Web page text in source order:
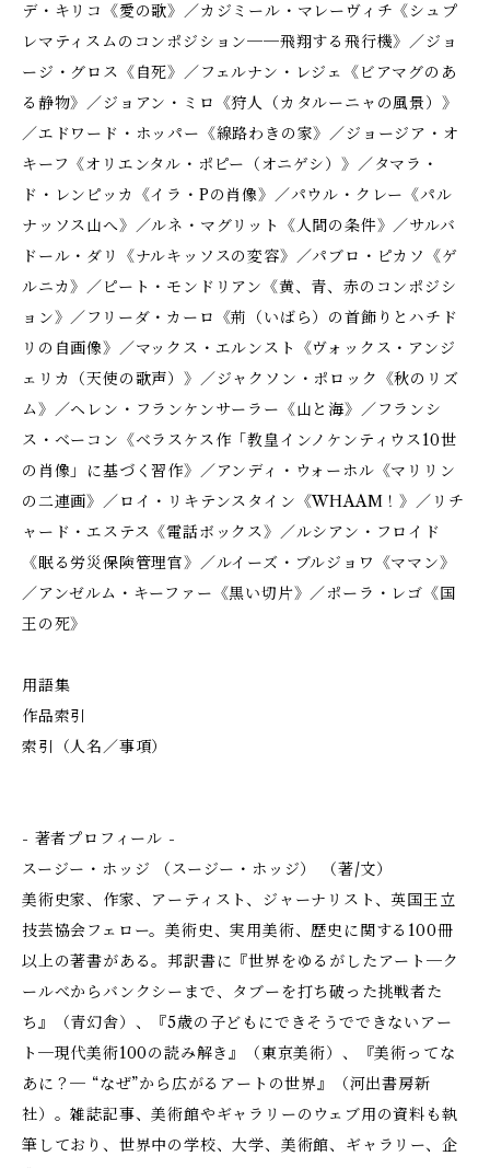
デ・キリコ《愛の歌》／カジミール・マレーヴィチ《シュプ
レマティスムのコンポジション──飛翔する飛行機》／ジョ
ージ・グロス《自死》／フェルナン・レジェ《ビアマグのあ
る静物》／ジョアン・ミロ《狩人（カタルーニャの風景）》
／エドワード・ホッパー《線路わきの家》／ジョージア・オ
キーフ《オリエンタル・ポピー（オニゲシ）》／タマラ・
ド・レンピッカ《イラ・Pの肖像》／パウル・クレー《パル
ナッソス山へ》／ルネ・マグリット《人間の条件》／サルバ
ドール・ダリ《ナルキッソスの変容》／パブロ・ピカソ《ゲ
ルニカ》／ピート・モンドリアン《黄、青、赤のコンポジシ
ョン》／フリーダ・カーロ《荊（いばら）の首飾りとハチド
リの自画像》／マックス・エルンスト《ヴォックス・アンジ
ェリカ（天使の歌声）》／ジャクソン・ポロック《秋のリズ
ム》／ヘレン・フランケンサーラー《山と海》／フランシ
ス・ベーコン《ベラスケス作「教皇インノケンティウス10世
の肖像」に基づく習作》／アンディ・ウォーホル《マリリン
の二連画》／ロイ・リキテンスタイン《WHAAM！》／リチ
ャード・エステス《電話ボックス》／ルシアン・フロイド
《眠る労災保険管理官》／ルイーズ・ブルジョワ《ママン》
／アンゼルム・キーファー《黒い切片》／ポーラ・レゴ《国
王の死》
用語集
作品索引
索引（人名／事項）
- 著者プロフィール -
スージー・ホッジ （スージー・ホッジ） （著/文）
美術史家、作家、アーティスト、ジャーナリスト、英国王立
技芸協会フェロー。美術史、実用美術、歴史に関する100冊
以上の著書がある。邦訳書に『世界をゆるがしたアート─ク
ールべからバンクシーまで、タブーを打ち破った挑戦者た
ち』（青幻舎）、『5歳の子どもにできそうでできないアー
ト─現代美術100の読み解き』（東京美術）、『美術ってな
あに？─ “なぜ”から広がるアートの世界』（河出書房新
社）。雑誌記事、美術館やギャラリーのウェブ用の資料も執
筆しており、世界中の学校、大学、美術館、ギャラリー、企